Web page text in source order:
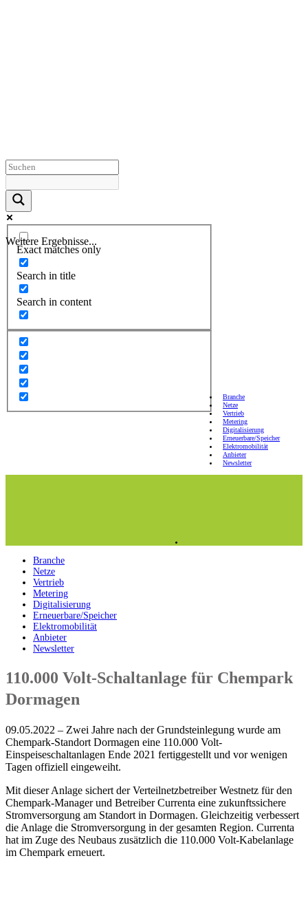
Weitere Ergebnisse...
Exact matches only
Search in title
Search in content
Branche
Netze
Vertrieb
Metering
Digitalisierung
Erneuerbare/Speicher
Elektromobilität
Anbieter
Newsletter
Branche
Netze
Vertrieb
Metering
Digitalisierung
Erneuerbare/Speicher
Elektromobilität
Anbieter
Newsletter
110.000 Volt-Schaltanlage für Chempark
Dormagen
09.05.2022 – Zwei Jahre nach der Grundsteinlegung wurde am
Chempark-Standort Dormagen eine 110.000 Volt-
Einspeiseschaltanlagen Ende 2021 fertiggestellt und vor wenigen
Tagen offiziell eingeweiht.
Mit dieser Anlage sichert der Verteilnetzbetreiber Westnetz für den
Chempark-Manager und Betreiber Currenta eine zukunftssichere
Stromversorgung am Standort in Dormagen. Gleichzeitig verbessert
die Anlage die Stromversorgung in der gesamten Region. Currenta
hat im Zuge des Neubaus zusätzlich die 110.000 Volt-Kabelanlage
im Chempark erneuert.